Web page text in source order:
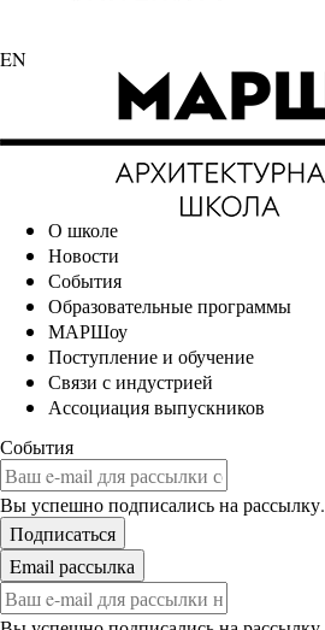
EN
О школе
Новости
События
Образовательные программы
МАРШоу
Поступление и обучение
Связи с индустрией
Ассоциация выпускников
События
Вы успешно подписались на рассылку.